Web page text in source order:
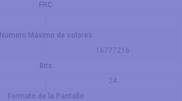
FRC
Número Máximo de colores
16777216
Bits
24
Formato de la Pantallo